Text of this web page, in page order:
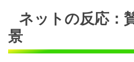
ネットの反応：
景